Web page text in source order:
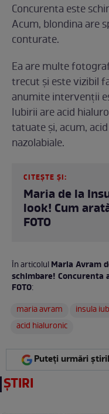
Concurenta este
Acum, blondina are
conturate.
Ea are multe
trecut și este vizibil
anumite intervenții
Iubirii are acid
tatuate și, acum,
nazolabiale.
CITEȘTE ȘI:
Maria de la
look! Cum
FOTO
În articolulMaria Avram
schimbare! Concurenta
FOTO:
maria avram
insula
acid hialuronic
Puteți urmări
ȘTIRI